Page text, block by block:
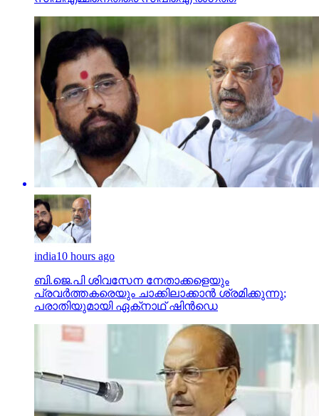
india10 hours ago
ബി.ജെ.പി ശിവസേന നേതാക്കളെയും
പ്രവര്‍ത്തകരെയും ചാക്കിലാക്കാന്‍ ശ്രമിക്കുന്നു;
പരാതിയുമായി ഏക്‌നാഥ് ഷിന്‍ഡെ